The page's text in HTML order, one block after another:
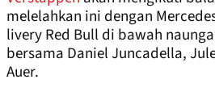
melelahkan ini dengan
livery Red Bull di bawah
bersama Daniel Juncadella,
Auer.